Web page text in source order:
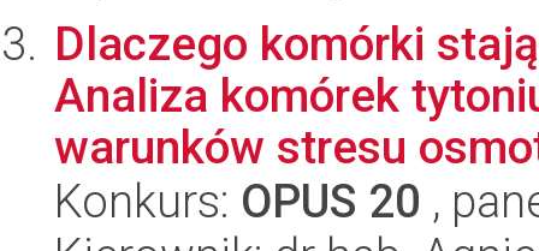
Dlaczego komórki
Analiza komórek
warunków stresu
Konkurs: OPUS 20 ,